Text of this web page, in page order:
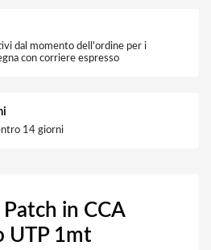
dal momento dell'ordine per i
con corriere espresso
14 giorni
in CCA
UTP 1mt